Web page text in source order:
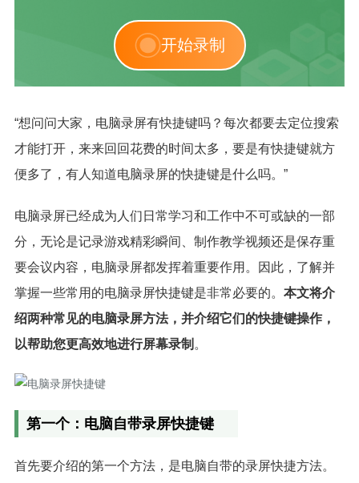
开始录制
“想问问大家，电脑录屏有快捷键吗？每次都要去定位搜索
才能打开，来来回回花费的时间太多，要是有快捷键就方
便多了，有人知道电脑录屏的快捷键是什么吗。”
电脑录屏已经成为人们日常学习和工作中不可或缺的一部
分，无论是记录游戏精彩瞬间、制作教学视频还是保存重
要会议内容，电脑录屏都发挥着重要作用。因此，了解并
掌握一些常用的电脑录屏快捷键是非常必要的。 本文将介
绍两种常见的电脑录屏方法，并介绍它们的快捷键操作，
以帮助您更高效地进行屏幕录制 。
第一个：电脑自带录屏快捷键
首先要介绍的第一个方法，是电脑自带的录屏快捷方法。